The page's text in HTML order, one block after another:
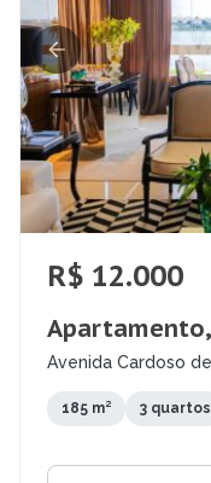
R$ 12.000
Avenida Cardoso
185 m² 3 quartos